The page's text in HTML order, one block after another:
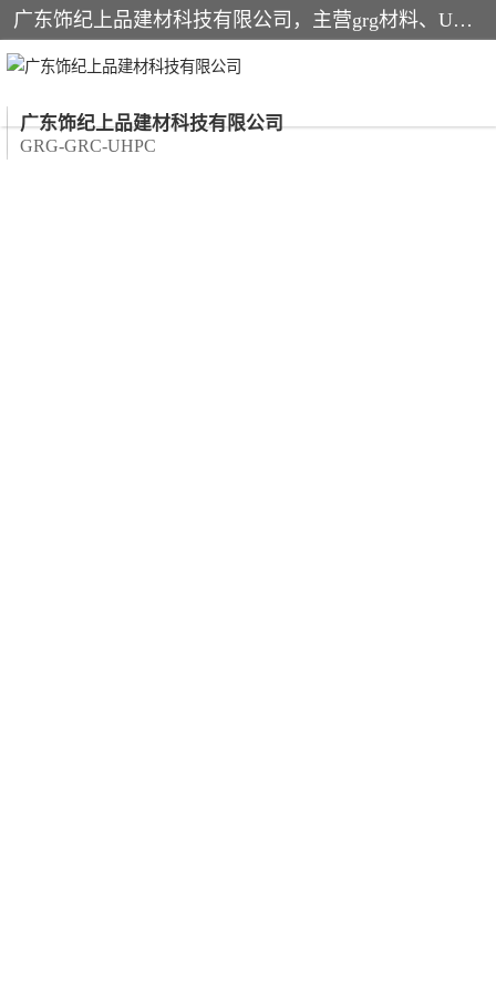
广东饰纪上品建材科技有限公司，主营grg材料、UHPC板、grc构件、uhpc幕墙板、grg厂家、grc厂家、uhpc厂家、GRG吊顶、grg石膏板、grg构件、外墙grc线条、grg造型、grg材料定制，uhpc高性能混凝土，uhpc构件，uhpc镂空挂板，grg材料生产厂家，广东grg厂家，广东grc厂家，联系方式*，2万平厂房，如果您对我公司的产品服务感兴趣，请联系我们。
广东饰纪上品建材科技有限公司
GRG-GRC-UHPC